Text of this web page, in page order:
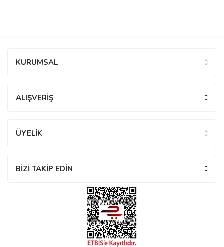
KURUMSAL
ALIŞVERİŞ
ÜYELİK
BİZİ TAKİP EDİN